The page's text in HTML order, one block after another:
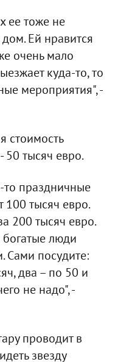
ее тоже не
Ей нравится
очень мало
куда-то, то
мероприятия", -
стоимость
50 тысяч евро.
то праздничные
100 тысяч евро.
200 тысяч евро.
люди
Сами посудите:
два – по 50 и
не надо", -
проводит в
звезду